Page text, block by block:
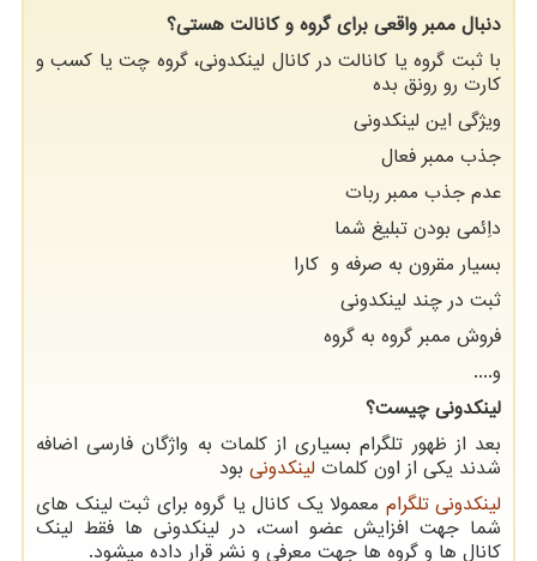
دنبال ممبر واقعی برای گروه و کانالت هستی؟
با ثبت گروه یا کانالت در کانال لینکدونی، گروه چت یا کسب و
کارت رو رونق بده
ویژگی این لینکدونی
جذب ممبر فعال
عدم جذب ممبر ربات
داِئمی بودن تبلیغ شما
بسیار مقرون به صرفه و کارا
ثبت در چند لینکدونی
فروش ممبر گروه به گروه
و....
لینکدونی چیست؟
بعد از ظهور تلگرام بسیاری از کلمات به واژگان فارسی اضافه
شدند یکی از اون کلمات لینکدونی بود
لینکدونی تلگرام معمولا یک کانال یا گروه برای ثبت لینک های
شما جهت افزایش عضو است، در لینکدونی ها فقط لینک
کانال ها و گروه ها جهت معرفی و نشر قرار داده میشود.